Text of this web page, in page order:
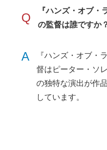
Q
『ハンズ・オブ・
の監督は誰ですか
A
『ハンズ・オブ・
督はピーター・ソ
の独特な演出が作
しています。